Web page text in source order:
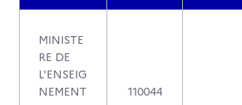
MINISTE
RE DE
L'ENSEIG
NEMENT
110044